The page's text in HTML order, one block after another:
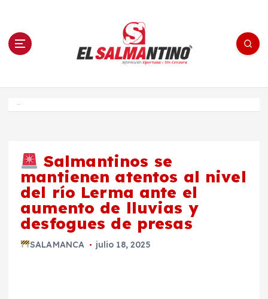
n El Salmantino - medios/noticias/editorial
Salmantinos se
mantienen atentos al nivel
del río Lerma ante el
aumento de lluvias y
desfogues de presas
SALAMANCA julio 18, 2025